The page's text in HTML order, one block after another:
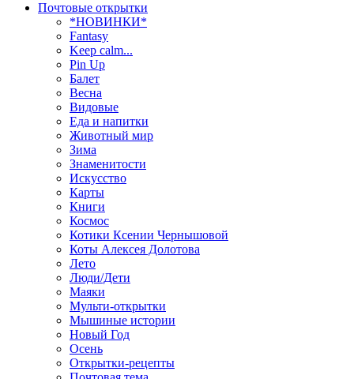
Почтовые открытки
*НОВИНКИ*
Fantasy
Keep calm...
Pin Up
Балет
Весна
Видовые
Еда и напитки
Животный мир
Зима
Знаменитости
Искусство
Карты
Книги
Космос
Котики Ксении Чернышовой
Коты Алексея Долотова
Лето
Люди/Дети
Маяки
Мульти-открытки
Мышиные истории
Новый Год
Осень
Открытки-рецепты